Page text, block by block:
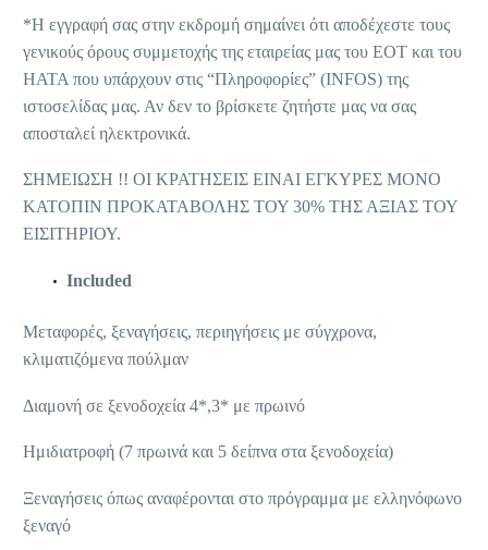
*Η εγγραφή σας στην εκδρομή σημαίνει ότι αποδέχεστε τους
γενικούς όρους συμμετοχής της εταιρείας μας του ΕΟΤ και του
ΗΑΤΑ που υπάρχουν στις “Πληροφορίες” (INFOS) της
ιστοσελίδας μας. Αν δεν το βρίσκετε ζητήστε μας να σας
αποσταλεί ηλεκτρονικά.
ΣΗΜΕΙΩΣΗ !! ΟΙ ΚΡΑΤΗΣΕΙΣ ΕΙΝΑΙ ΕΓΚΥΡΕΣ ΜΟΝΟ
ΚΑΤΟΠΙΝ ΠΡΟΚΑΤΑΒΟΛΗΣ ΤΟΥ 30% ΤΗΣ ΑΞΙΑΣ ΤΟΥ
ΕΙΣΙΤΗΡΙΟΥ.
Included
Μεταφορές, ξεναγήσεις, περιηγήσεις με σύγχρονα,
κλιματιζόμενα πούλμαν
Διαμονή σε ξενοδοχεία 4*,3* με πρωινό
Ημιδιατροφή (7 πρωινά και 5 δείπνα στα ξενοδοχεία)
Ξεναγήσεις όπως αναφέρονται στο πρόγραμμα με ελληνόφωνο
ξεναγό